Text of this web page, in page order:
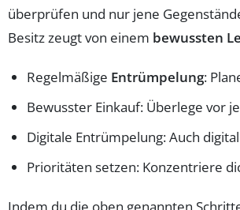
überprüfen und nur jene
Besitz zeugt von einem bewussten
Regelmäßige Entrümpelung:
Bewusster Einkauf: Überlege vor
Digitale Entrümpelung: Auch
Prioritäten setzen: Konzentriere
Indem du die oben genannten